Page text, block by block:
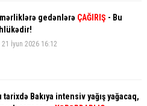
gedənlərə ÇAĞIRIŞ - Bu
21 İyun 2026 16:12
tarixdə Bakıya intensiv yağış yağacaq,